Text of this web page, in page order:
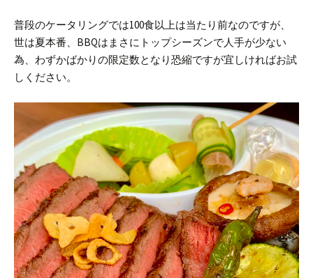
普段のケータリングでは100食以上は当たり前なのですが、
世は夏本番、BBQはまさにトップシーズンで人手が少ない
為、わずかばかりの限定数となり恐縮ですが宜しければお試
しください。